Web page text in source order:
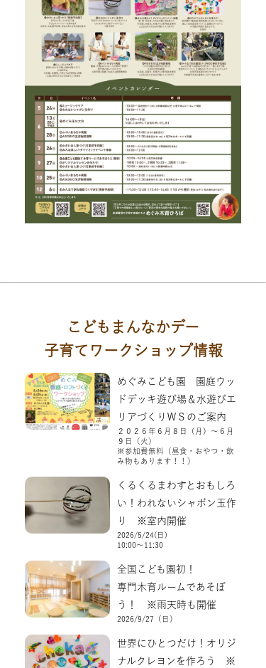
こどもまんなかデー
子育てワークショップ情報
めぐみこども園 園庭ウッ
ドデッキ遊び場＆水遊びエ
リアづくりＷＳのご案内
２０２６年６月８日（月）～６月
９日（火）
※参加費無料（昼食・おやつ・飲
み物もあります！！）
くるくるまわすとおもしろ
い！われないシャボン玉作
り ※室内開催
2026/5/24(日)
10:00～11:30
全国こども園初！
専門木育ルームであそぼ
う！ ※雨天時も開催
2026/9/27（日）
世界にひとつだけ！オリジ
ナルクレヨンを作ろう ※